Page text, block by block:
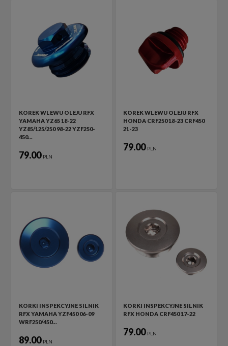
KOREK WLEWU OLEJU RFX
YAMAHA YZ65 18-22
YZ85/125/250 98-22 YZF250-
450…
79.00 PLN
KOREK WLEWU OLEJU RFX
HONDA CRF250 18-23 CRF450
21-23
79.00 PLN
KORKI INSPEKCYJNE SILNIK
RFX YAMAHA YZF450 06-09
WRF250/450…
89.00 PLN
KORKI INSPEKCYJNE SILNIK
RFX HONDA CRF450 17-22
79.00 PLN